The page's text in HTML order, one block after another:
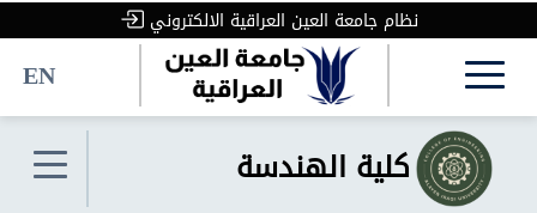
نظام جامعة العين العراقية الالكتروني
EN
كلية الهندسة